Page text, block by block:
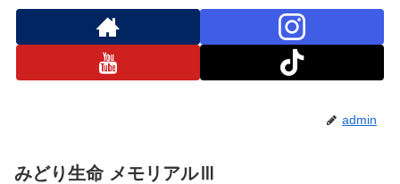
admin
みどり生命 メモリアルⅢ